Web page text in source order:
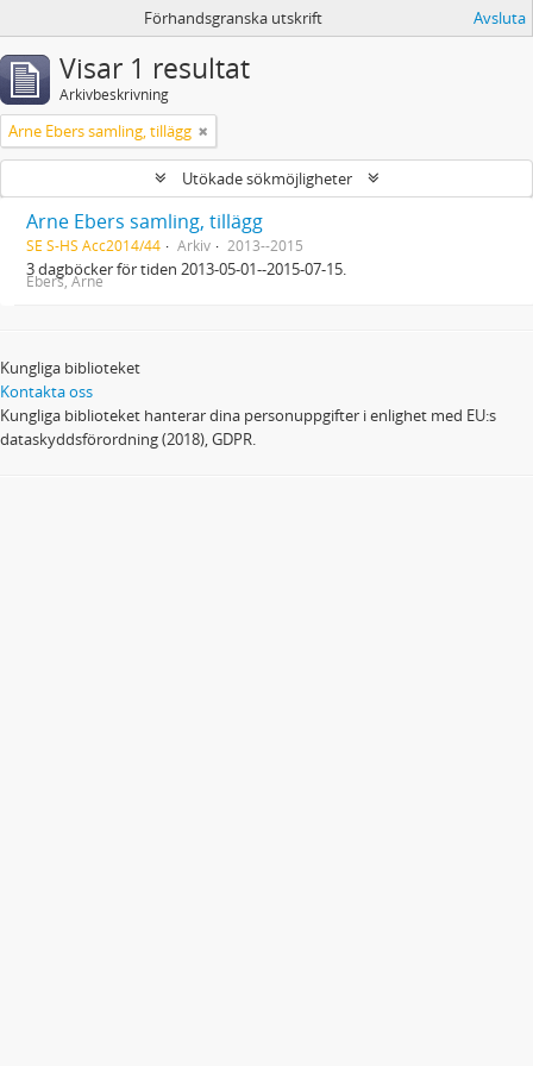
Förhandsgranska utskrift Avsluta
Visar 1 resultat
Arkivbeskrivning
Arne Ebers samling, tillägg
Utökade sökmöjligheter
Arne Ebers samling, tillägg
SE S-HS Acc2014/44 Arkiv 2013--2015
3 dagböcker för tiden 2013-05-01--2015-07-15.
Ebers, Arne
Kungliga biblioteket
Kontakta oss
Kungliga biblioteket hanterar dina personuppgifter i enlighet med EU:s
dataskyddsförordning (2018), GDPR.